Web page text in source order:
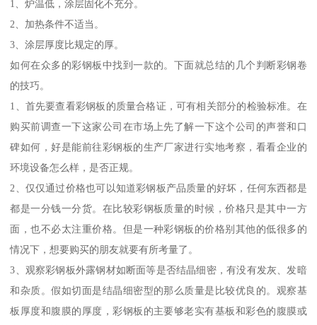
1、炉温低，涂层固化不充分。
2、加热条件不适当。
3、涂层厚度比规定的厚。
如何在众多的彩钢板中找到一款的。下面就总结的几个判断彩钢卷
的技巧。
1、首先要查看彩钢板的质量合格证，可有相关部分的检验标准。在
购买前调查一下这家公司在市场上先了解一下这个公司的声誉和口
碑如何，好是能前往彩钢板的生产厂家进行实地考察，看看企业的
环境设备怎么样，是否正规。
2、仅仅通过价格也可以知道彩钢板产品质量的好坏，任何东西都是
都是一分钱一分货。在比较彩钢板质量的时候，价格只是其中一方
面，也不必太注重价格。但是一种彩钢板的价格别其他的低很多的
情况下，想要购买的朋友就要有所考量了。
3、观察彩钢板外露钢材如断面等是否结晶细密，有没有发灰、发暗
和杂质。假如切面是结晶细密型的那么质量是比较优良的。观察基
板厚度和腹膜的厚度，彩钢板的主要够老实有基板和彩色的腹膜或